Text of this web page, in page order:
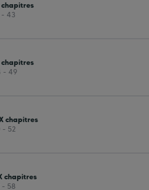
chapitres
- 43
chapitres
- 49
chapitres
- 52
chapitres
- 58